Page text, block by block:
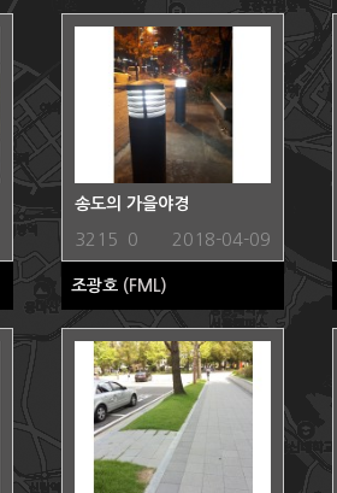
송도의 가을야경
3215 0 2018-04-09
조광호 (FML)